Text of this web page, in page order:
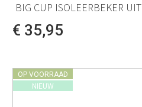
BIG CUP ISOLEERBEKER
€ 35,95
OP VOORRAAD
NIEUW